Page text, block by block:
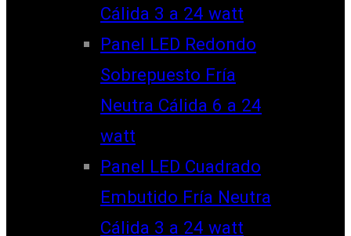
Cálida 3 a 24 watt
Panel LED Redondo
Sobrepuesto Fría
Neutra Cálida 6 a 24
watt
Panel LED Cuadrado
Embutido Fría Neutra
Cálida 3 a 24 watt